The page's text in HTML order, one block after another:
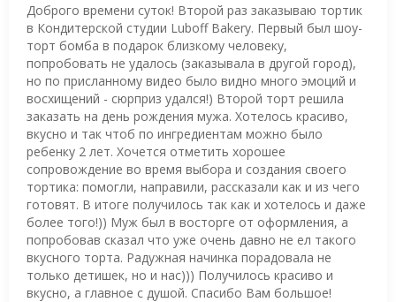
Доброго времени суток! Второй раз заказываю тортик
в Кондитерской студии Luboff Bakery. Первый был шоу-
торт бомба в подарок близкому человеку,
попробовать не удалось (заказывала в другой город),
но по присланному видео было видно много эмоций и
восхищений - сюрприз удался!) Второй торт решила
заказать на день рождения мужа. Хотелось красиво,
вкусно и так чтоб по ингредиентам можно было
ребенку 2 лет. Хочется отметить хорошее
сопровождение во время выбора и создания своего
тортика: помогли, направили, рассказали как и из чего
готовят. В итоге получилось так как и хотелось и даже
более того!)) Муж был в восторге от оформления, а
попробовав сказал что уже очень давно не ел такого
вкусного торта. Радужная начинка порадовала не
только детишек, но и нас))) Получилось красиво и
вкусно, а главное с душой. Спасибо Вам большое!